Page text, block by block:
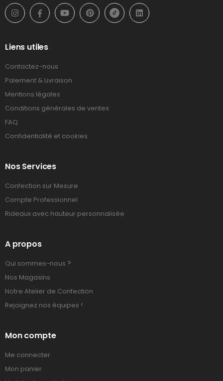
Liens utiles
Contactez-nous
Paiement & Livraison
Mentions légales
Conditions générales de ventes
FAQ
Confidentialité et cookies
Nos Services
Confection sur Mesure
Compte Professionnel
Rideaux avec hauteur personnalisée
A propos
Qui sommes-nous ?
Nos Magasins
Notre Atelier de Confection
Rejoignez nos équipes !
Mon compte
Me connecter
Mon panier